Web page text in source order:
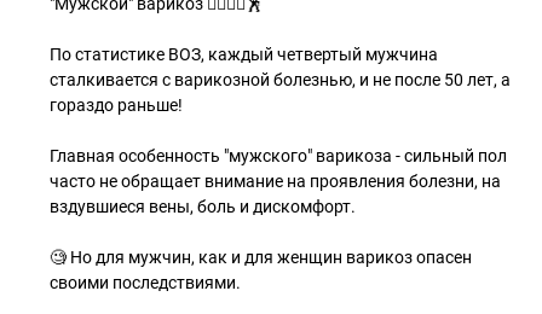
По статистике ВОЗ, каждый четвертый мужчина
сталкивается с варикозной болезнью, и не после 50 лет, а
гораздо раньше!
Главная особенность "мужского" варикоза - сильный пол
часто не обращает внимание на проявления болезни, на
вздувшиеся вены, боль и дискомфорт.
🧐 Но для мужчин, как и для женщин варикоз опасен
своими последствиями.